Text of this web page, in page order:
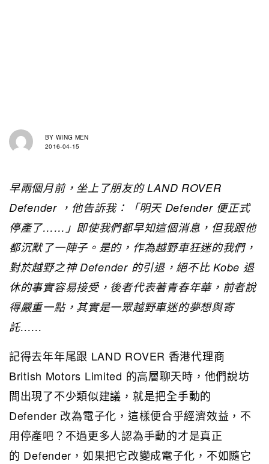
BY WING MEN
2016-04-15
早兩個月前，坐上了朋友的 LAND ROVER
Defender ，他告訴我：「明天 Defender 便正式
停產了……」即使我們都早知這個消息，但我跟他
都沉默了一陣子。是的，作為越野車狂迷的我們，
對於越野之神 Defender 的引退，絕不比 Kobe 退
休的事實容易接受，後者代表著青春年華，前者說
得嚴重一點，其實是一眾越野車迷的夢想與寄
託……
記得去年年尾跟 LAND ROVER 香港代理商
British Motors Limited 的高層聊天時，他們說坊
間出現了不少類似建議，就是把全手動的
Defender 改為電子化，這樣便合乎經濟效益，不
用停產吧？不過更多人認為手動的才是真正
的 Defender，如果把它改變成電子化，不如隨它